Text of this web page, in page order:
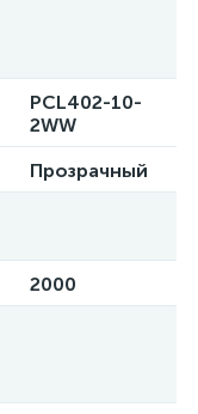
PCL402-10-
2WW
Прозрачный
2000